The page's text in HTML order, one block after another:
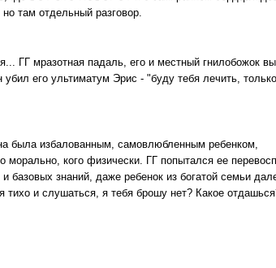
там отдельный разговор.
ГГ мразотная падаль, его и местный гнилобожок
его ультиматум Эрис - "буду тебя лечить,
была избалованным, самовлюбленным ребенком,
кого физически. ГГ попытался ее
базовых знаний, даже ребенок из богатой семьи
тихо и слушаться, я тебя брошу нет? Какое